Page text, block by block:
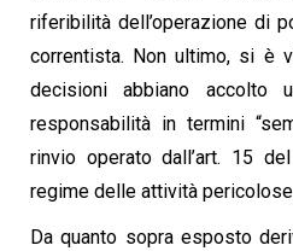
riferibilità dell’operazione di
correntista. Non ultimo, si è
decisioni abbiano accolto
responsabilità in termini
rinvio operato dall’art. 15
regime delle attività pericolose
Da quanto sopra esposto